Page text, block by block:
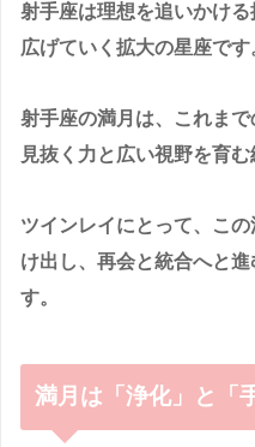
射手座は理想を追いかけ
広げていく拡大の星座です
射手座の満月は、これま
見抜く力と広い視野を育む
ツインレイにとって、こ
け出し、再会と統合へと
す。
満月は「浄化」と「